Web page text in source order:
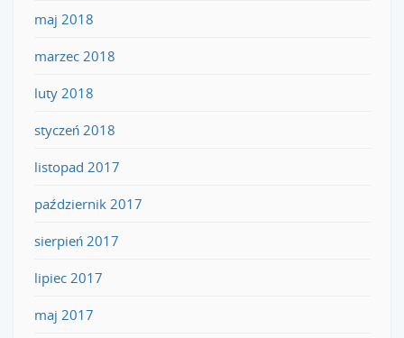
maj 2018
marzec 2018
luty 2018
styczeń 2018
listopad 2017
październik 2017
sierpień 2017
lipiec 2017
maj 2017